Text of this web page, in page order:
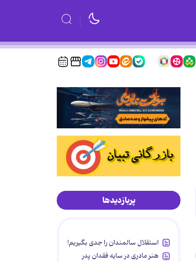
پربازدیدها
استقلال سالمندان را جدی بگیریم!
هنر مادری در سایه‌ فقدان پدر